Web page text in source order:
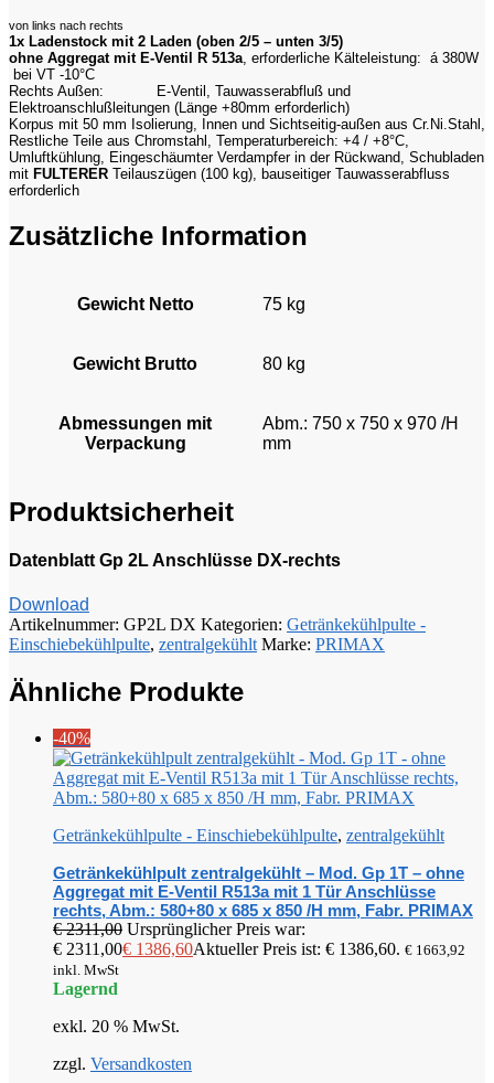
von links nach rechts
1x Ladenstock mit 2 Laden (oben 2/5 – unten 3/5)
ohne Aggregat mit E-Ventil R 513a, erforderliche Kälteleistung: á 380W
bei VT -10°C
Rechts Außen:
E-Ventil, Tauwasserabfluß und
Elektroanschlußleitungen (Länge +80mm erforderlich)
Korpus mit 50 mm Isolierung, Innen und Sichtseitig-außen aus Cr.Ni.Stahl,
Restliche Teile aus Chromstahl, Temperaturbereich: +4 / +8°C,
Umluftkühlung, Eingeschäumter Verdampfer in der Rückwand, Schubladen
mit FULTERER Teilauszügen (100 kg), bauseitiger Tauwasserabfluss
erforderlich
Zusätzliche Information
Gewicht Netto 75 kg
Gewicht Brutto 80 kg
Abmessungen mit
Verpackung
Abm.: 750 x 750 x 970 /H
mm
Produktsicherheit
Datenblatt Gp 2L Anschlüsse DX-rechts
Download
Artikelnummer: GP2L DX Kategorien: Getränkekühlpulte -
Einschiebekühlpulte, zentralgekühlt Marke: PRIMAX
Ähnliche Produkte
-40%
Getränkekühlpulte - Einschiebekühlpulte, zentralgekühlt
Getränkekühlpult zentralgekühlt – Mod. Gp 1T – ohne
Aggregat mit E-Ventil R513a mit 1 Tür Anschlüsse
rechts, Abm.: 580+80 x 685 x 850 /H mm, Fabr. PRIMAX
€2311,00 Ursprünglicher Preis war:
€ 2311,00€ 1386,60Aktueller Preis ist: € 1386,60. € 1663,92
inkl. MwSt
Lagernd
exkl. 20 % MwSt.
zzgl. Versandkosten